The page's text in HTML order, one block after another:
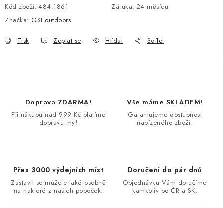
Kód zboží: 484.1861 Záruka: 24 měsíců
Značka: GSI outdoors
Tisk Zeptat se Hlídat Sdílet
Doprava ZDARMA!
Při nákupu nad 999 Kč platíme
dopravu my!
Vše máme SKLADEM!
Garantujeme dostupnost
nabízeného zboží.
Přes 3000 výdejních míst
Zastavit se můžete také osobně
na nakteré z našich poboček.
Doručení do pár dnů
Objednávku Vám doručíme
kamkoliv po ČR a SK.